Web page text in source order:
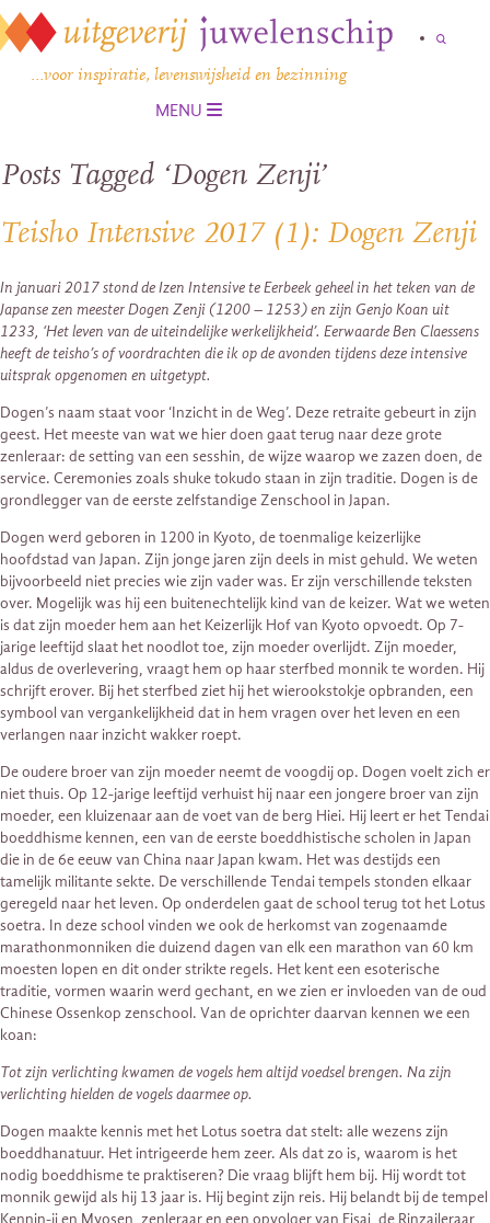
…voor inspiratie, levenswijsheid en bezinning
MENU
Posts Tagged ‘Dogen Zenji’
Teisho Intensive 2017 (1): Dogen Zenji
In januari 2017 stond de Izen Intensive te Eerbeek geheel in het teken van de
Japanse zen meester Dogen Zenji (1200 – 1253) en zijn Genjo Koan uit
1233, ‘Het leven van de uiteindelijke werkelijkheid’. Eerwaarde Ben Claessens
heeft de teisho’s of voordrachten die ik op de avonden tijdens deze intensive
uitsprak opgenomen en uitgetypt.
Dogen’s naam staat voor ‘Inzicht in de Weg’. Deze retraite gebeurt in zijn
geest. Het meeste van wat we hier doen gaat terug naar deze grote
zenleraar: de setting van een sesshin, de wijze waarop we zazen doen, de
service. Ceremonies zoals shuke tokudo staan in zijn traditie. Dogen is de
grondlegger van de eerste zelfstandige Zenschool in Japan.
Dogen werd geboren in 1200 in Kyoto, de toenmalige keizerlijke
hoofdstad van Japan. Zijn jonge jaren zijn deels in mist gehuld. We weten
bijvoorbeeld niet precies wie zijn vader was. Er zijn verschillende teksten
over. Mogelijk was hij een buitenechtelijk kind van de keizer. Wat we weten
is dat zijn moeder hem aan het Keizerlijk Hof van Kyoto opvoedt. Op 7-
jarige leeftijd slaat het noodlot toe, zijn moeder overlijdt. Zijn moeder,
aldus de overlevering, vraagt hem op haar sterfbed monnik te worden. Hij
schrijft erover. Bij het sterfbed ziet hij het wierookstokje opbranden, een
symbool van vergankelijkheid dat in hem vragen over het leven en een
verlangen naar inzicht wakker roept.
De oudere broer van zijn moeder neemt de voogdij op. Dogen voelt zich er
niet thuis. Op 12-jarige leeftijd verhuist hij naar een jongere broer van zijn
moeder, een kluizenaar aan de voet van de berg Hiei. Hij leert er het Tendai
boeddhisme kennen, een van de eerste boeddhistische scholen in Japan
die in de 6e eeuw van China naar Japan kwam. Het was destijds een
tamelijk militante sekte. De verschillende Tendai tempels stonden elkaar
geregeld naar het leven. Op onderdelen gaat de school terug tot het Lotus
soetra. In deze school vinden we ook de herkomst van zogenaamde
marathonmonniken die duizend dagen van elk een marathon van 60 km
moesten lopen en dit onder strikte regels. Het kent een esoterische
traditie, vormen waarin werd gechant, en we zien er invloeden van de oud
Chinese Ossenkop zenschool. Van de oprichter daarvan kennen we een
koan:
Tot zijn verlichting kwamen de vogels hem altijd voedsel brengen. Na zijn
verlichting hielden de vogels daarmee op.
Dogen maakte kennis met het Lotus soetra dat stelt: alle wezens zijn
boeddhanatuur. Het intrigeerde hem zeer. Als dat zo is, waarom is het
nodig boeddhisme te praktiseren? Die vraag blijft hem bij. Hij wordt tot
monnik gewijd als hij 13 jaar is. Hij begint zijn reis. Hij belandt bij de tempel
Kennin-ji en Myosen, zenleraar en een opvolger van Eisai, de Rinzaileraar